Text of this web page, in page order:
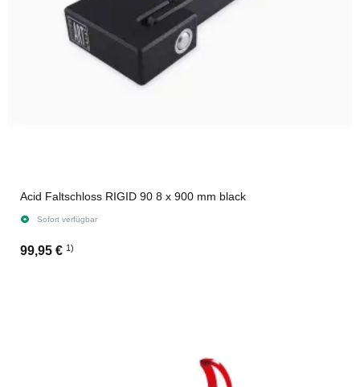
Acid Faltschloss RIGID 90 8 x 900 mm black
Sofort verfügbar
99,95 € 1)